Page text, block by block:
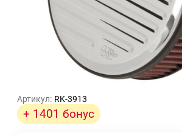
Артикул: RK-3913
+ 1401 бонус